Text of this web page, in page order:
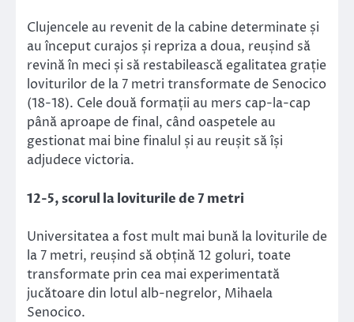
Clujencele au revenit de la cabine determinate și
au început curajos și repriza a doua, reușind să
revină în meci și să restabilească egalitatea grație
loviturilor de la 7 metri transformate de Senocico
(18-18). Cele două formații au mers cap-la-cap
până aproape de final, când oaspetele au
gestionat mai bine finalul și au reușit să își
adjudece victoria.
12-5, scorul la loviturile de 7 metri
Universitatea a fost mult mai bună la loviturile de
la 7 metri, reușind să obțină 12 goluri, toate
transformate prin cea mai experimentată
jucătoare din lotul alb-negrelor, Mihaela
Senocico.